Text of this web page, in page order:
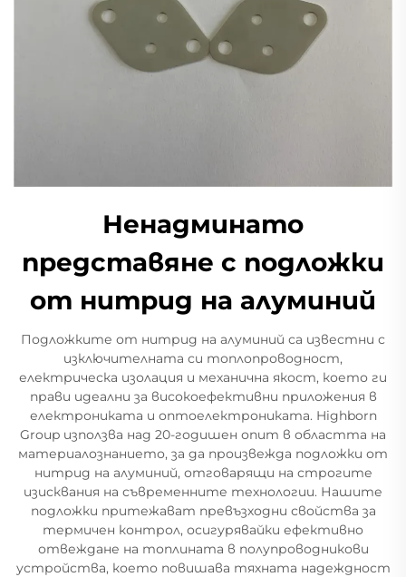
Ненадминато
представяне с подложки
от нитрид на алуминий
Подложките от нитрид на алуминий са известни с
изключителната си топлопроводност,
електрическа изолация и механична якост, което ги
прави идеални за високоефективни приложения в
електрониката и оптоелектрониката. Highborn
Group използва над 20-годишен опит в областта на
материалознанието, за да произвежда подложки от
нитрид на алуминий, отговарящи на строгите
изисквания на съвременните технологии. Нашите
подложки притежават превъзходни свойства за
термичен контрол, осигурявайки ефективно
отвеждане на топлината в полупроводникови
устройства, което повишава тяхната надеждност